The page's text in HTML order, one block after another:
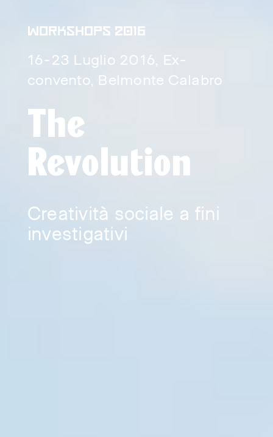
WORKSHOPS 2016
16-23 Luglio 2016, Ex-
convento, Belmonte Calabro
The
Revolution
Creatività sociale a fini
investigativi